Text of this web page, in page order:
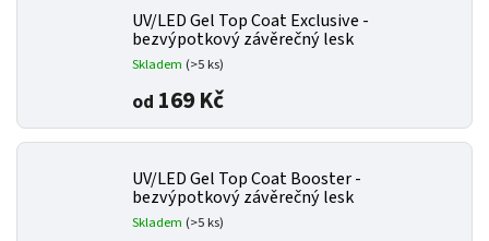
UV/LED Gel Top Coat Exclusive -
bezvýpotkový závěrečný lesk
Skladem (>5 ks)
od 169 Kč
UV/LED Gel Top Coat Booster -
bezvýpotkový závěrečný lesk
Skladem (>5 ks)